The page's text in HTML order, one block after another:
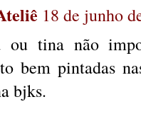
18 de junho
ou tina não
bem pintadas
bjks.